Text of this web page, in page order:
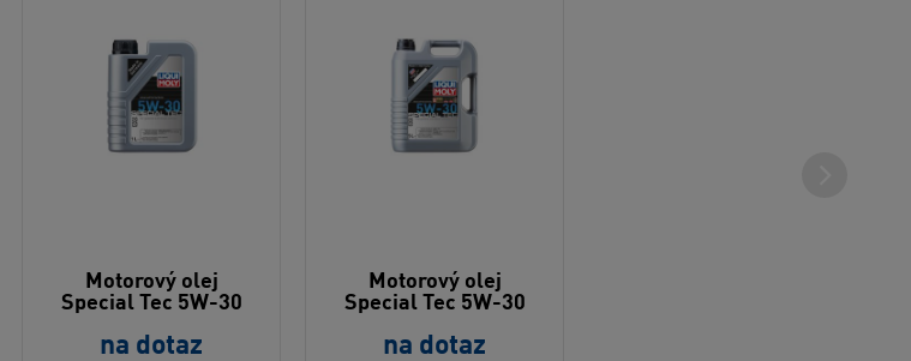
Motorový olej
Special Tec 5W-30
na dotaz
Motorový olej
Special Tec 5W-30
na dotaz